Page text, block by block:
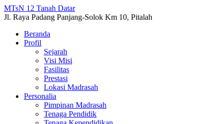
MTsN 12 Tanah Datar
Jl. Raya Padang Panjang-Solok Km 10, Pitalah
Beranda
Profil
Sejarah
Visi Misi
Fasilitas
Prestasi
Lokasi Madrasah
Personalia
Pimpinan Madrasah
Tenaga Pendidik